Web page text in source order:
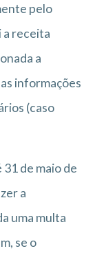
pelo
a receita
a
informações
(caso
de maio de
a
uma multa
se o